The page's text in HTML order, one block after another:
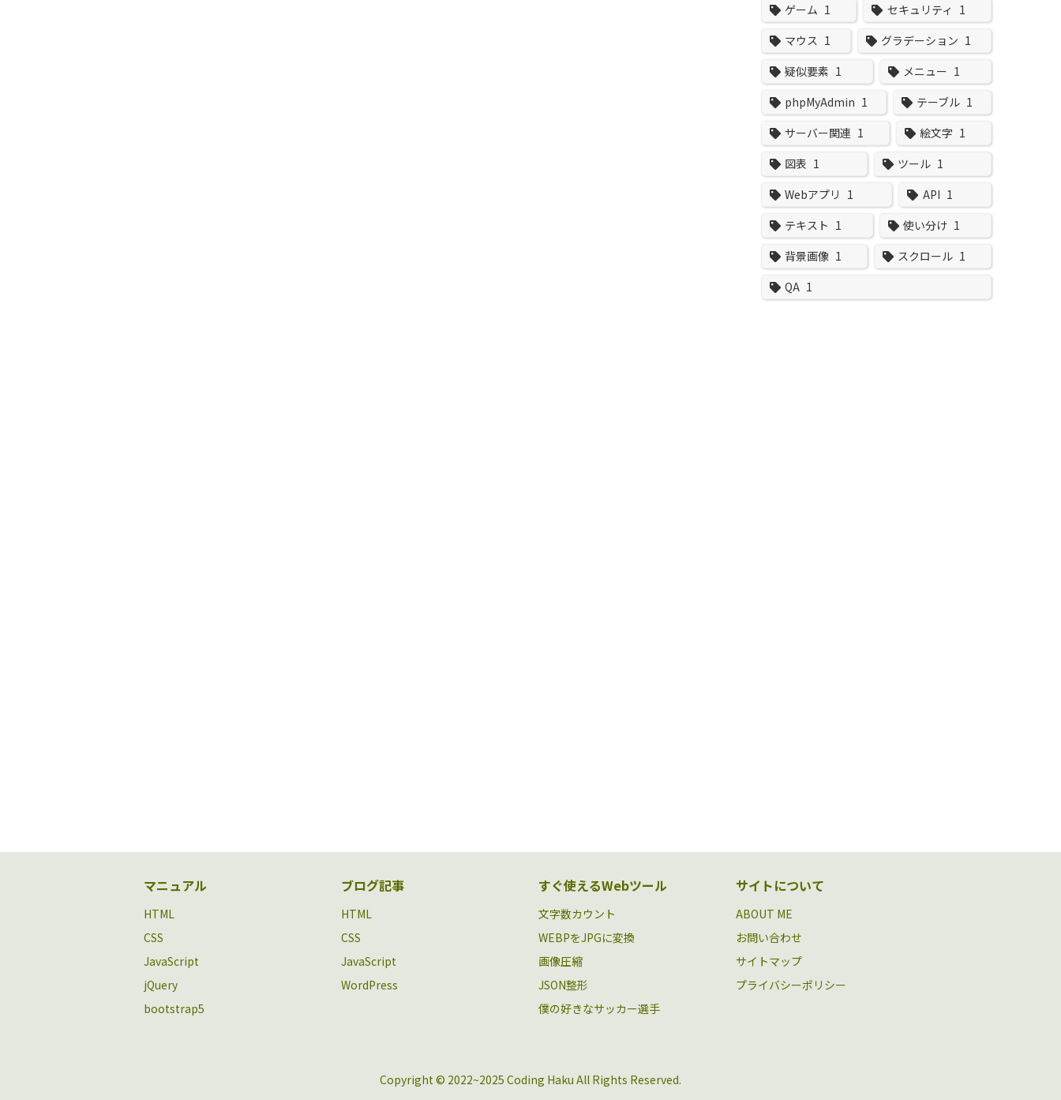
ゲーム 1 セキュリティ 1
マウス 1 グラデーション 1
疑似要素 1 メニュー 1
phpMyAdmin 1 テーブル 1
サーバー関連 1 絵文字 1
図表 1 ツール 1
Webアプリ 1 API 1
テキスト 1 使い分け 1
背景画像 1 スクロール 1
QA 1
マニュアル
HTML
CSS
JavaScript
jQuery
bootstrap5
ブログ記事
HTML
CSS
JavaScript
WordPress
すぐ使えるWebツール
文字数カウント
WEBPをJPGに変換
画像圧縮
JSON整形
僕の好きなサッカー選手
サイトについて
ABOUT ME
お問い合わせ
サイトマップ
プライバシーポリシー
Copyright © 2022~2025 Coding Haku All Rights Reserved.